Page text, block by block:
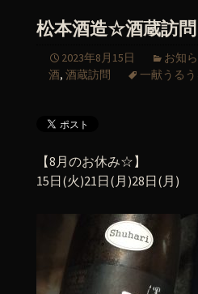
松本酒造☆酒蔵訪
2023年8月15日 お知
酒, 酒蔵訪問 一献うるう
【8月のお休み☆】
15日(火)21日(月)28日(月)